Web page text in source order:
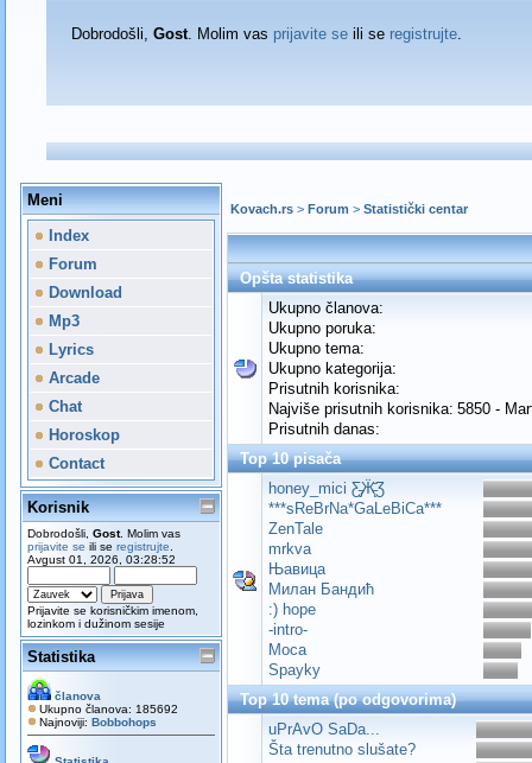
Dobrodošli, Gost. Molim vas prijavite seili se registrujte.
Meni
Index
Forum
Download
Mp3
Lyrics
Arcade
Chat
Horoskop
Contact
Korisnik
Dobrodošli, Gost. Molim vas
prijavite se ili se registrujte
Avgust 01, 2026, 03:28:52
Prijavite se korisničkim imenom,
lozinkom i dužinom sesije
Statistika
članova
Ukupno članova: 185692
Najnoviji: Bobbohops
Kovach.rs> Forum > Statistički centar
Opšta statistika
Ukupno članova:
Ukupno poruka:
Ukupno tema:
Ukupno kategorija:
Prisutnih korisnika:
Najviše prisutnih korisnika: 5850 -
Prisutnih danas:
Top 10 pisača
honey_mici Ƹ̵̡Ӝ̵̨̄Ʒ
***sReBrNa*GaLeBiCa***
ZenTale
mrkva
Њавица
Милан Бандић
:) hope
-intro-
Moca
Spayky
Top 10 tema (po odgovorima)
uPrAvO SaDa...
Šta trenutno slušate?